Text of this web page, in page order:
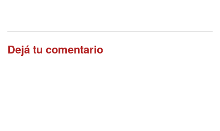
Dejá tu comentario